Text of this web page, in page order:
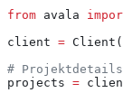
from avala
client =
#
projects =